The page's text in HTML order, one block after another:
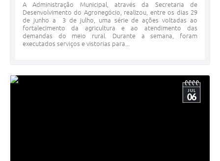
A Administração Municipal, através da Secretaria de
Desenvolvimento do Agronegócio, realizou, entre os dias 29
de junho a 3 de julho, uma série de ações voltadas ao
fortalecimento da agricultura e ao atendimento das
demandas do meio rural. Durante a semana, foram
executados serviços e vistorias para...
JUL
06